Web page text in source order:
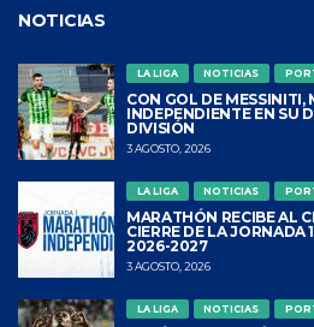
NOTICIAS
LA LIGA NOTICIAS
CON GOL DE MESSINITI,
INDEPENDIENTE EN SU
DIVISIÓN
3 AGOSTO, 2026
LA LIGA NOTICIAS
MARATHÓN RECIBE AL
CIERRE DE LA JORNADA
2026-2027
3 AGOSTO, 2026
LA LIGA NOTICIAS